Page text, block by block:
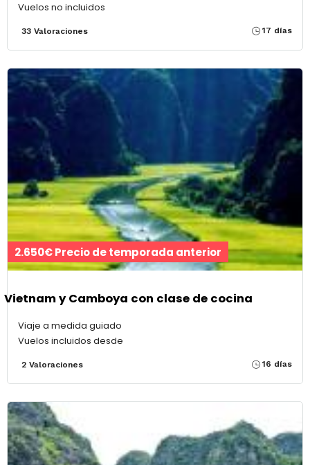
Vuelos no incluidos
33 Valoraciones 17 días
2.650€ Precio de temporada anterior
Vietnam y Camboya con clase de cocina
Viaje a medida guiado
Vuelos incluidos desde
2 Valoraciones 16 días